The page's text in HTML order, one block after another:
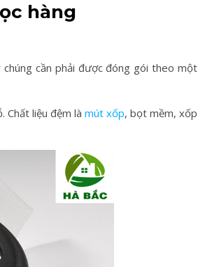
hàng
cần phải được đóng gói theo một
Chất liệu đệm là mút xốp, bọt mềm, xốp